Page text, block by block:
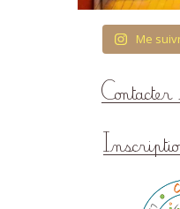
L’ÉCOLE MATERNELLE
SCHÉMA CORPOREL
RECETTES IMAGÉES POUR
CUISINER EN CLASSE
FORMULAIRE DE CONTACT
Me